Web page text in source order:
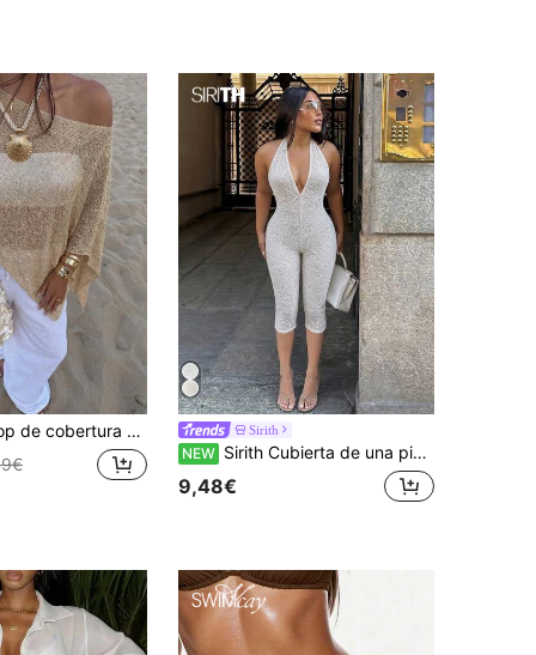
color liso, ligero y brillante, estilo casual y sexy para mujer, con mangas de murciélago, dobladillo asimétrico y estilo capa, para vacaciones de verano en la playa, festival de música, vacaciones en el campo, citas casuales en la calle y ropa de resort Sirith
NEW Sirith Cubierta de una pieza con cuello halter de tela texturizada con estampado floral blanco para mujer, cubierta sexy sin espalda, ropa de playa/resort para mujer, cubierta de una pieza con shorts blancos transparentes, estilo de vacaciones, estilo de crucero, fiesta de salida, ropa de verano/resort, carnaval, festival
9,48€